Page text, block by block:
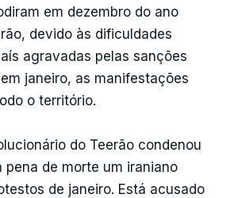
em dezembro do ano
devido às dificuldades
agravadas pelas sanções
janeiro, as manifestações
o território.
do Teerão condenou
de morte um iraniano
de janeiro. Está acusado